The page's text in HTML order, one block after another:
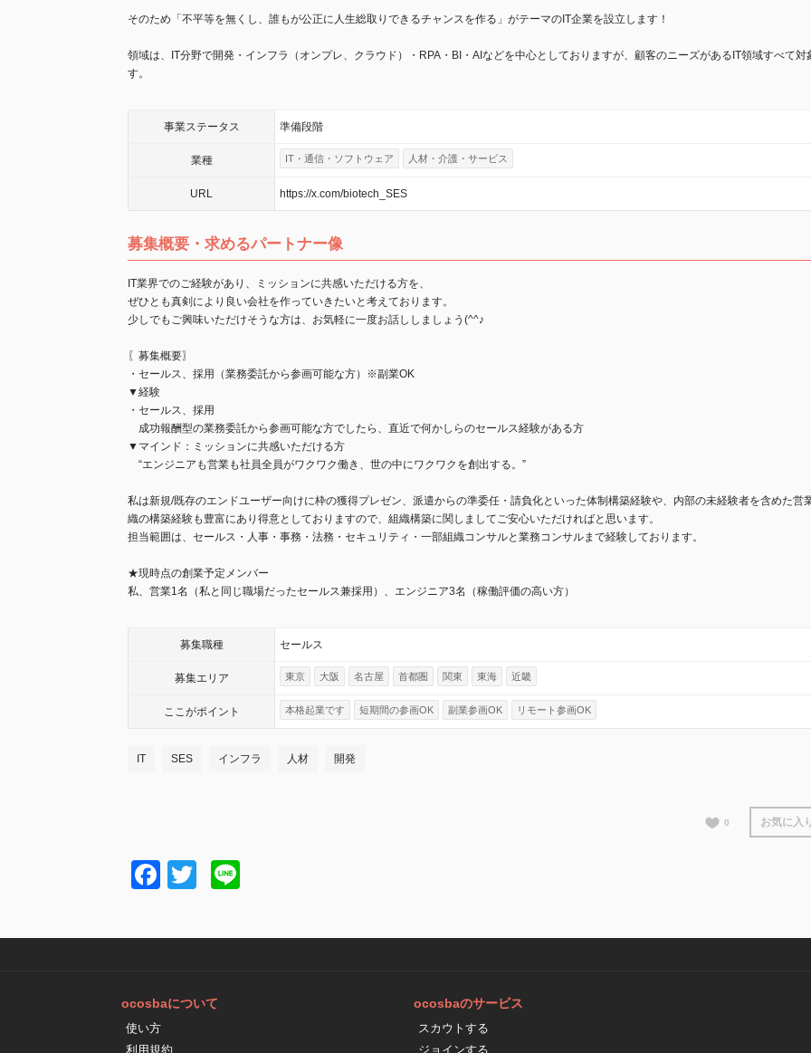
そのため「不平等を無くし、誰もが公正に人生総取りできるチャンスを作る」がテーマのIT企業を設立します！
領域は、IT分野で開発・インフラ（オンプレ、クラウド）・RPA・BI・AIなどを中心としておりますが、顧客のニーズがあるIT領域すべて対
す。
事業ステータス 準備段階
業種 IT・通信・ソフトウェア 人材・介護・サービス
URL https://x.com/biotech_SES
募集概要・求めるパートナー像
IT業界でのご経験があり、ミッションに共感いただける方を、
ぜひとも真剣により良い会社を作っていきたいと考えております。
少しでもご興味いただけそうな方は、お気軽に一度お話ししましょう(^^♪
〖募集概要〗
・セールス、採用（業務委託から参画可能な方）※副業OK
▼経験
・セールス、採用
成功報酬型の業務委託から参画可能な方でしたら、直近で何かしらのセールス経験がある方
▼マインド：ミッションに共感いただける方
“エンジニアも営業も社員全員がワクワク働き、世の中にワクワクを創出する。”
私は新規/既存のエンドユーザー向けに枠の獲得プレゼン、派遣からの準委任・請負化といった体制構築経験や、内部の未経験者を含めた営
織の構築経験も豊富にあり得意としておりますので、組織構築に関しましてご安心いただければと思います。
担当範囲は、セールス・人事・事務・法務・セキュリティ・一部組織コンサルと業務コンサルまで経験しております。
★現時点の創業予定メンバー
私、営業1名（私と同じ職場だったセールス兼採用）、エンジニア3名（稼働評価の高い方）
募集職種 セールス
募集エリア 東京 大阪 名古屋 首都圏 関東 東海 近畿
ここがポイント 本格起業です 短期間の参画OK 副業参画OK リモート参画OK
IT SES インフラ 人材 開発
0 お気に入
Facebook
Twitter
ocosbaについて
使い方
利用規約
ocosbaのサービス
スカウトする
ジョインする